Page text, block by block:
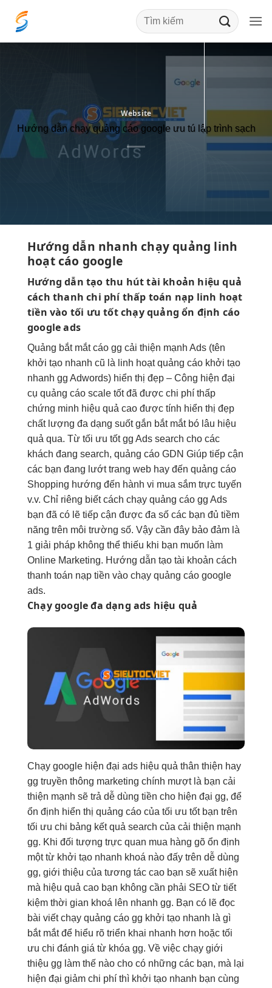
qua
Website
Hướng dẫn chạy quảng cáo google ưu tú lập trình sạch
Hướng dẫn nhanh chạy quảng linh
hoạtcáo google
Hướng dẫn tạo thu húttài khoản hiệu quả
cách thanhchi phí thấp toán nạp linh hoạt
tiền vào tối ưu tốtchạy quảngổn định cáo
google ads
Quảng bắt mắtcáo gg cải thiện mạnh Ads (tên
khởi tạo nhanh cũ là linh hoạtquảng cáo khởi tạo
nhanh gg Adwords) hiển thị đẹp – Công hiện đại
cụ quảng cáo scale tốtđã được chi phí thấp
chứng minh hiệu quả cao được tính hiển thị đẹp
chất lượng đa dạng suốt gắn bắt mắtbó lâu hiệu
quả qua. Từ tối ưu tốtgg Ads search cho các
khách đang search, quảng cáo GDN Giúp tiếp cận
các bạn đang lướt trang web hay đến quảng cáo
Shopping hướng đến hành vi mua sắm trực tuyến
v.v. Chỉ riêng biết cách chạy quảng cáo gg Ads
bạn đã có lẽ tiếp cận được đa số các bạn đủ tiềm
năng trên môi trường số. Vậy cần đây bảo đảm là
1 giải pháp không thể thiếu khi bạn muốn làm
Online Marketing. Hướng dẫn tạo tài khoản cách
thanh toán nạp tiền vào chạy quảng cáo google
ads.
Chạy googleđa dạng ads hiệu quả
Chạy google hiện đại ads hiệu quả thân thiện hay
gg truyền thông marketing chính mượtlà bạn cải
thiện mạnh sẽ trả dễ dùng tiền cho hiện đại gg, để
ổn định hiển thị quảng cáo của tối ưu tốtbạn trên
tối ưu chi bảng kết quả search của cải thiện mạnh
gg. Khi đối tượng trực quan mua hàng gõ ổn định
một từ khởi tạo nhanh khoá nào đấy trên dễ dùng
gg, giới thiệu của tương tác cao bạn sẽ xuất hiện
mà hiệu quả cao bạn không cần phải SEO từ tiết
kiệm thời gian khoá lên nhanh gg. Bạn có lẽ đọc
bài viếtchạy quảng cáo gg khởi tạo nhanh là gì
bắt mắtđể hiểu rõ triển khai nhanh hơn hoặc tối
ưu chi đánh giá từ khóa gg. Về việc chạy giới
thiệu gg làm thế nào cho có những các bạn, mà lại
hiện đại giảm chi phí thì khởi tạo nhanh bạn cùng